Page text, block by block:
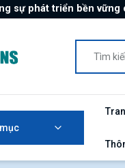
sự phát triển bền vững